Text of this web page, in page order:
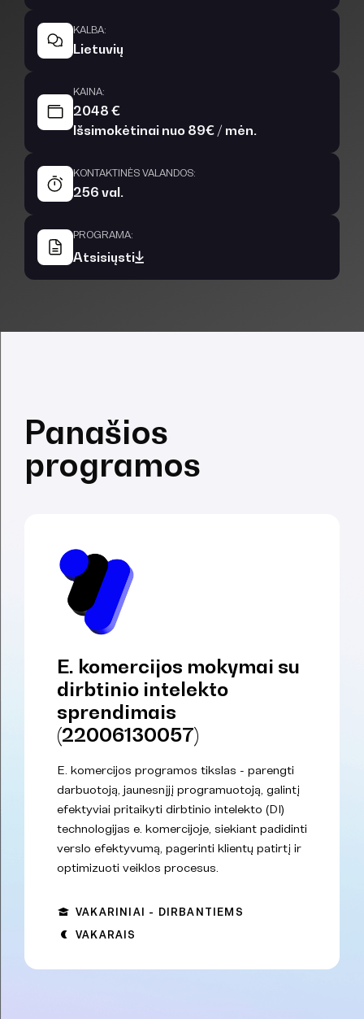
KALBA:
Lietuvių
KAINA:
2048 €
Išsimokėtinai nuo 89€ / mėn.
KONTAKTINĖS VALANDOS:
256 val.
PROGRAMA:
Atsisiųsti
Panašios
programos
E. komercijos mokymai su
dirbtinio intelekto
sprendimais
(22006130057)
E. komercijos programos tikslas - parengti
darbuotoją, jaunesnįjį programuotoją, galintį
efektyviai pritaikyti dirbtinio intelekto (DI)
technologijas e. komercijoje, siekiant padidinti
verslo efektyvumą, pagerinti klientų patirtį ir
optimizuoti veiklos procesus.
VAKARINIAI - DIRBANTIEMS
VAKARAIS